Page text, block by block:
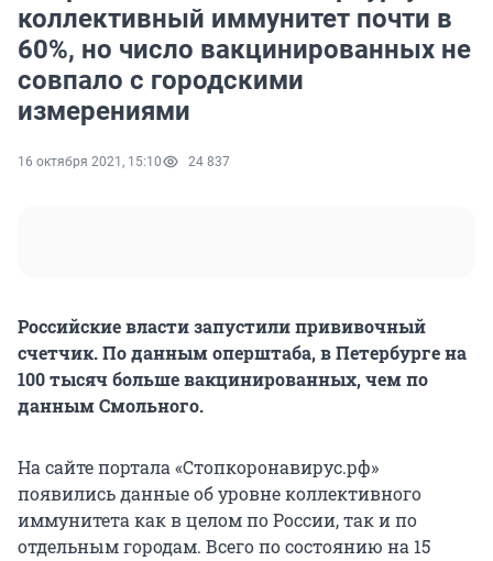
коллективный иммунитет почти в
60%, но число вакцинированных не
совпало с городскими
измерениями
16 октября 2021, 15:10 24 837
Российские власти запустили прививочный
счетчик. По данным оперштаба, в Петербурге на
100 тысяч больше вакцинированных, чем по
данным Смольного.
На сайте портала «Стопкоронавирус.рф»
появились данные об уровне коллективного
иммунитета как в целом по России, так и по
отдельным городам. Всего по состоянию на 15